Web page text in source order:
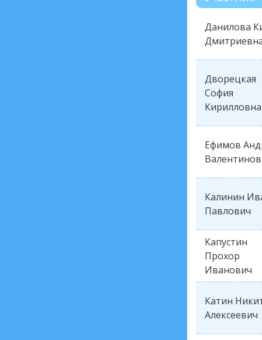
Данилова
Дворецкая
София
Кирилловна
Ефимов
Калинин
Павлович
Капустин
Прохор
Иванович
Катин
Алексеевич